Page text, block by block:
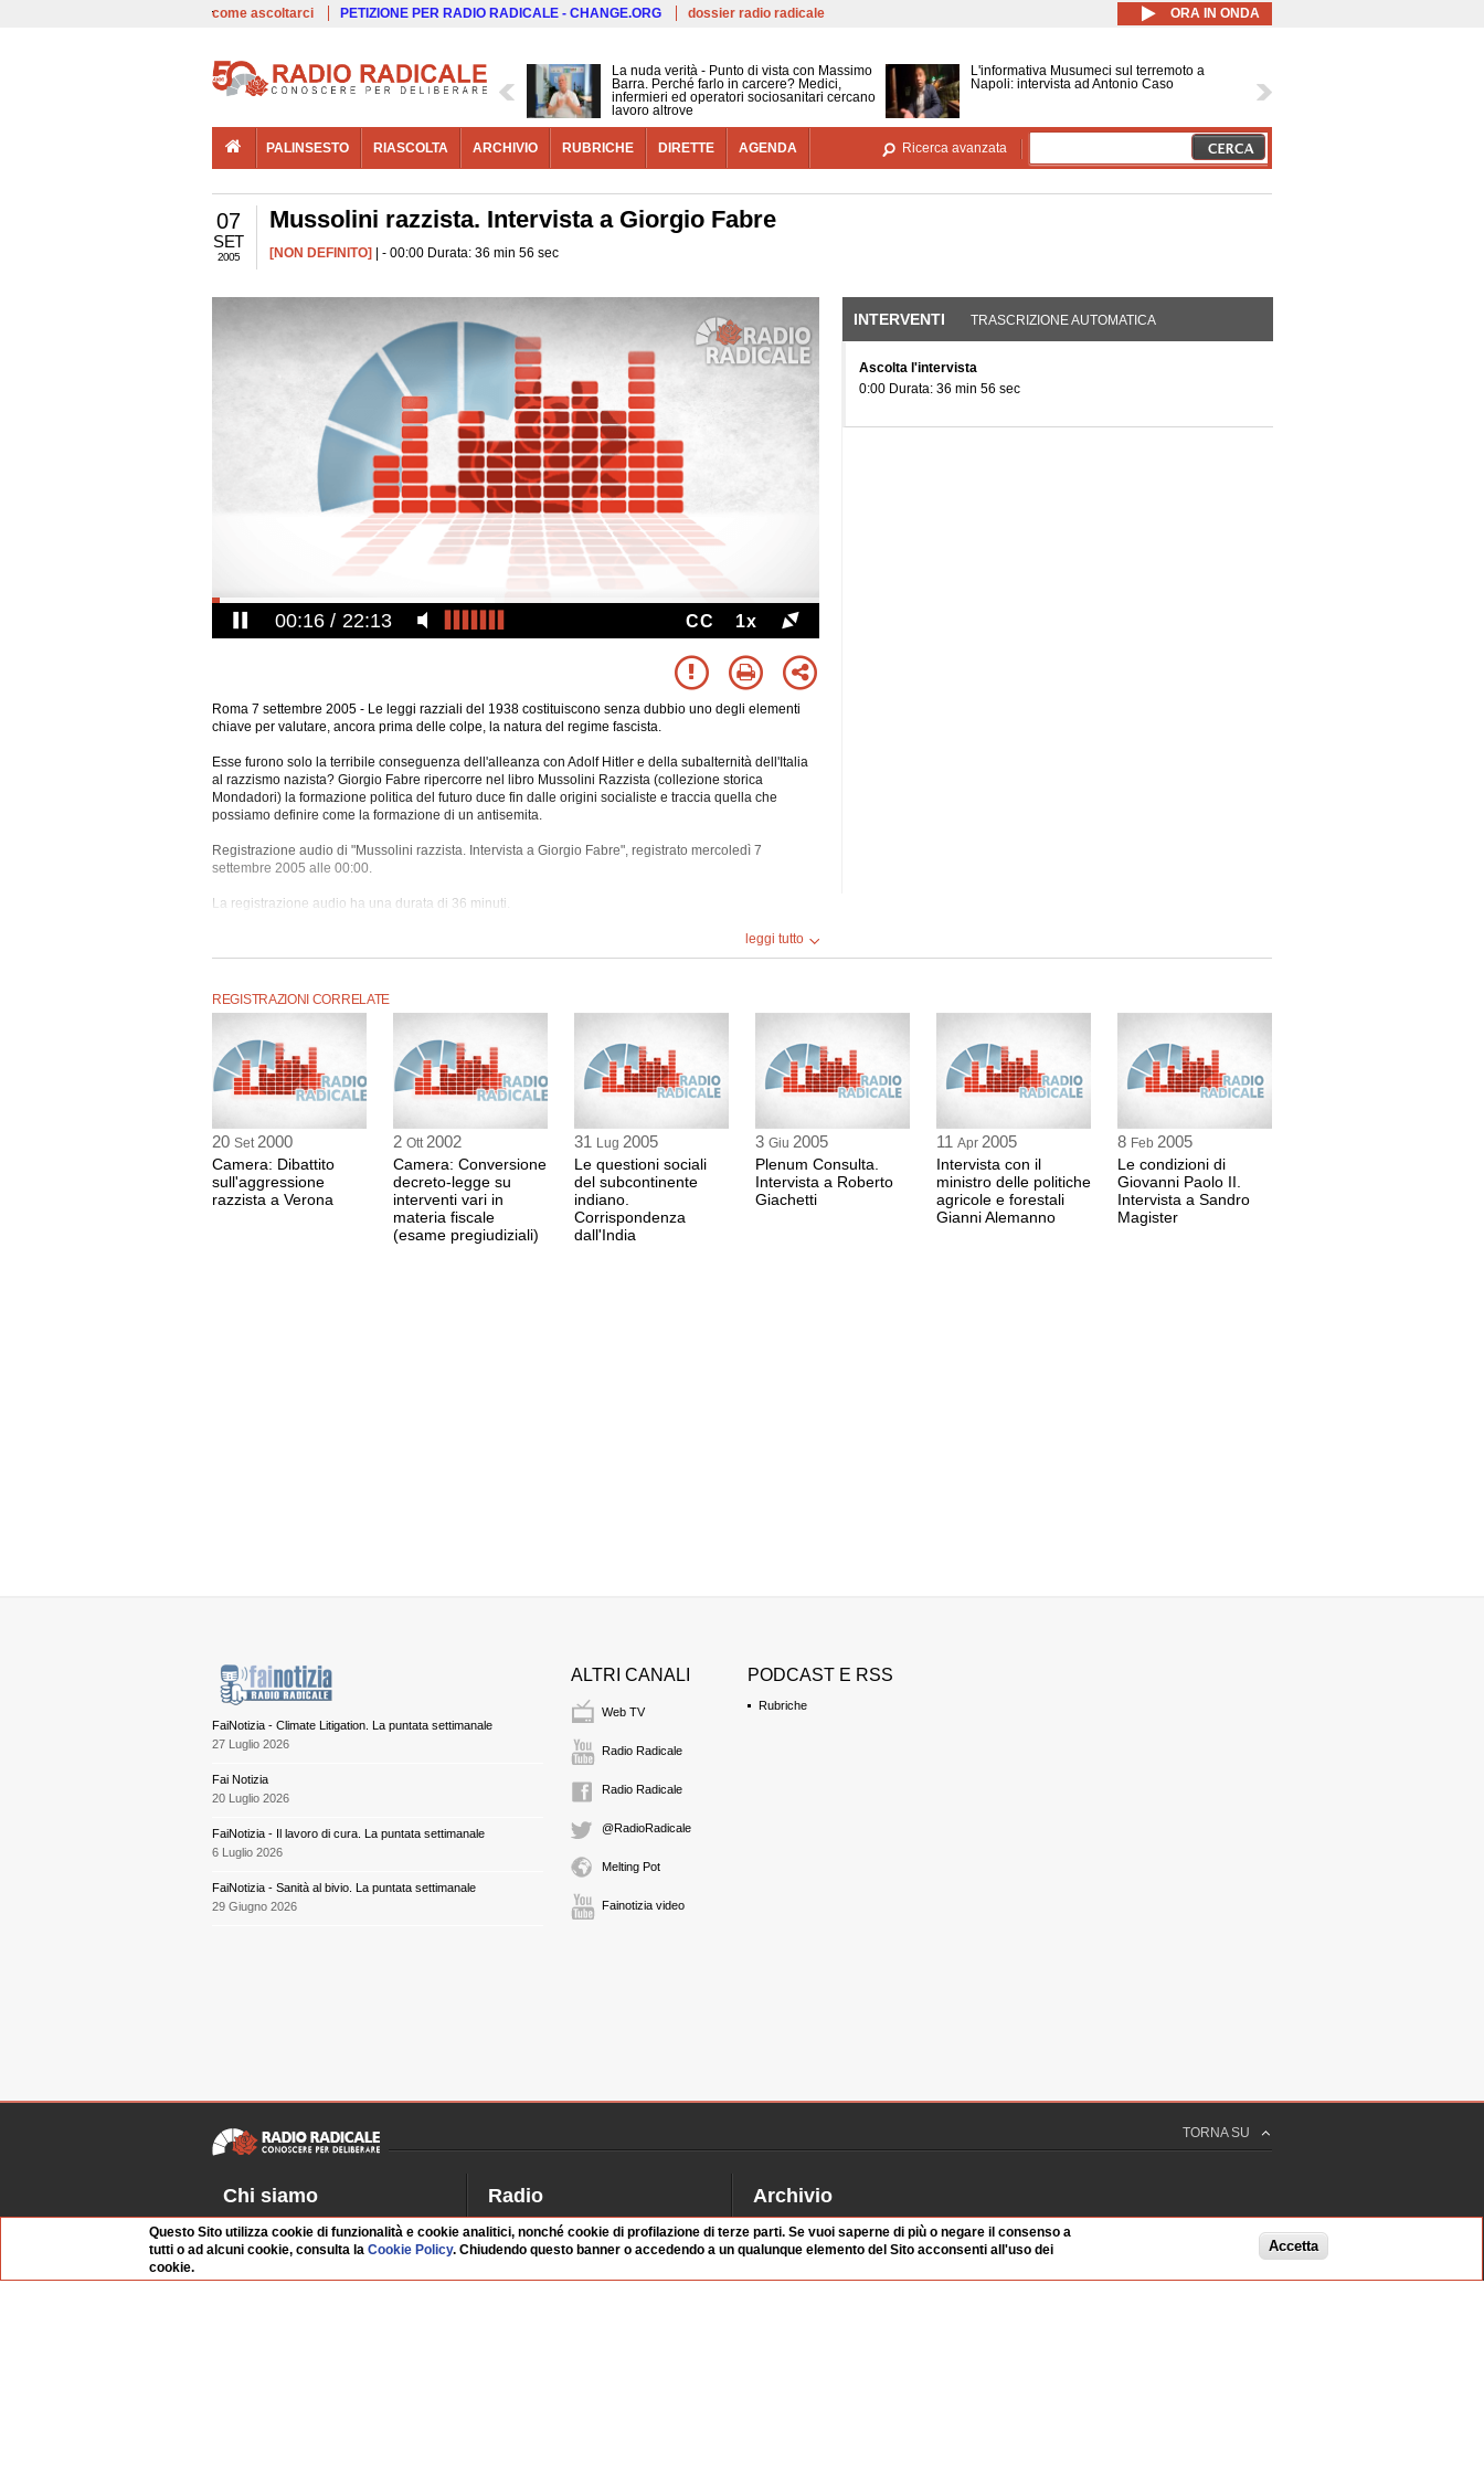
Salta al contenuto principale
come ascoltarci PETIZIONE PER RADIO RADICALE - CHANGE.ORG dossier radio radicale ORA IN ONDA
La nuda verità - Punto di vista con Massimo
Barra. Perché farlo in carcere? Medici,
infermieri ed operatori sociosanitari cercano
lavoro altrove
L'informativa Musumeci sul terremoto a
Napoli: intervista ad Antonio Caso
PALINSESTO RIASCOLTA ARCHIVIO RUBRICHE DIRETTE AGENDA Ricerca avanzata
07
SET
2005
Mussolini razzista. Intervista a Giorgio Fabre
[NON DEFINITO] | - 00:00 Durata: 36 min 56 sec
00:16 22:13 CC 1x
Roma 7 settembre 2005 - Le leggi razziali del 1938 costituiscono senza dubbio uno degli elementi
chiave per valutare, ancora prima delle colpe, la natura del regime fascista.
Esse furono solo la terribile conseguenza dell'alleanza con Adolf Hitler e della subalternità dell'Italia
al razzismo nazista? Giorgio Fabre ripercorre nel libro Mussolini Razzista (collezione storica
Mondadori) la formazione politica del futuro duce fin dalle origini socialiste e traccia quella che
possiamo definire come la formazione di un antisemita.
Registrazione audio di "Mussolini razzista. Intervista a Giorgio Fabre", registrato mercoledì 7
settembre 2005 alle 00:00.
La registrazione audio ha una durata di 36 minuti.
leggi tutto
INTERVENTI (SCHEDA ATTIVA)
TRASCRIZIONE AUTOMATICA
Ascolta l'intervista
0:00 Durata: 36 min 56 sec
REGISTRAZIONI CORRELATE
20 Set 2000
Camera: Dibattito
sull'aggressione
razzista a Verona
2 Ott 2002
Camera: Conversione
decreto-legge su
interventi vari in
materia fiscale
(esame pregiudiziali)
31 Lug 2005
Le questioni sociali
del subcontinente
indiano.
Corrispondenza
dall'India
3 Giu 2005
Plenum Consulta.
Intervista a Roberto
Giachetti
11 Apr 2005
Intervista con il
ministro delle politiche
agricole e forestali
Gianni Alemanno
8 Feb 2005
Le condizioni di
Giovanni Paolo II.
Intervista a Sandro
Magister
FaiNotizia - Climate Litigation. La puntata settimanale
27 Luglio 2026
Fai Notizia
20 Luglio 2026
FaiNotizia - Il lavoro di cura. La puntata settimanale
6 Luglio 2026
FaiNotizia - Sanità al bivio. La puntata settimanale
29 Giugno 2026
ALTRI CANALI
Web TV
Radio Radicale
Radio Radicale
@RadioRadicale
Melting Pot
Fainotizia video
PODCAST E RSS
Rubriche
TORNA SU
Chi siamo
Dossier Radio Radicale
Questo sito
Radio
Palinsesto
Riascolta
Archivio
Videoparlamento
Istituzioni
Questo Sito utilizza cookie di funzionalità e cookie analitici, nonché cookie di profilazione di terze parti. Se vuoi saperne di più o negare il consenso a
tutti o ad alcuni cookie, consulta laCookie Policy. Chiudendo questo banner o accedendo a un qualunque elemento del Sito acconsenti all'uso dei
cookie.
Accetta